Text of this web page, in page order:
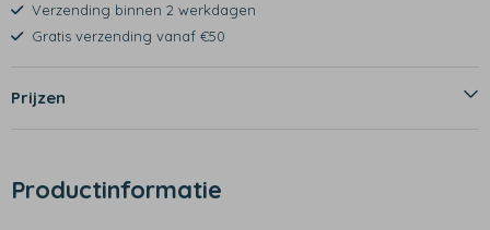
Verzending binnen 2 werkdagen
Gratis verzending vanaf €50
Prijzen
Productinformatie